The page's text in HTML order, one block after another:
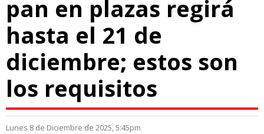
pan en plazas regirá
hasta el 21 de
diciembre; estos son
los requisitos
Lunes 8 de Diciembre de 2025, 5:45pm